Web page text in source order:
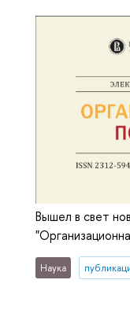
Вышел в свет
Наука